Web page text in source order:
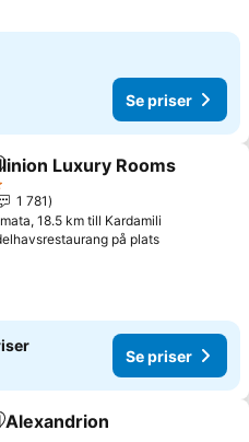
Se priser
till i Mina Favoriter
Luxury Rooms
1 781
18.5 km till Kardamili
på plats
Se priser
till i Mina Favoriter
Alexandrion